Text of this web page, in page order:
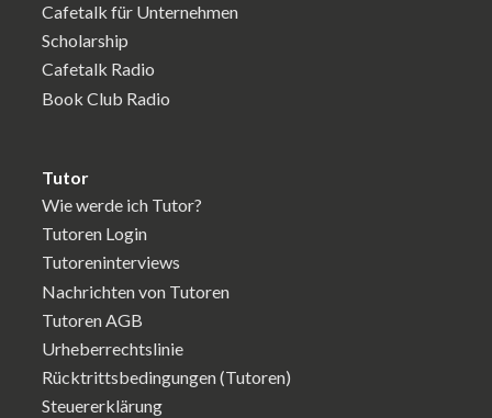
Cafetalk für Unternehmen
Scholarship
Cafetalk Radio
Book Club Radio
Tutor
Wie werde ich Tutor?
Tutoren Login
Tutoreninterviews
Nachrichten von Tutoren
Tutoren AGB
Urheberrechtslinie
Rücktrittsbedingungen (Tutoren)
Steuererklärung